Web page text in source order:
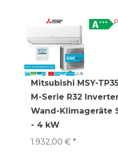
Mitsubishi MSY-
M-Serie R32
Wand-Klimageräte
- 4 kW
1.932,00 € *